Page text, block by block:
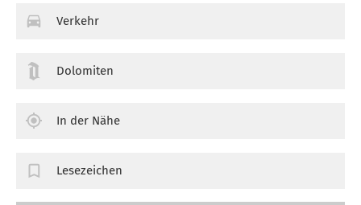
Verkehr
Dolomiten
In der Nähe
Lesezeichen